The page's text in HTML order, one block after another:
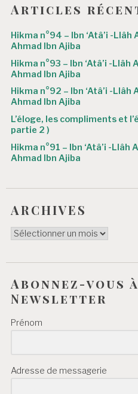
l
’
a
r
t
i
c
l
Articles
Hikma n°94 – Ibn ‘Atâ’i -
Ahmad Ibn Ajiba
Hikma n°93 – Ibn ‘Atâ’i -
Ahmad Ibn Ajiba
Hikma n°92 – Ibn ‘Atâ’i -
Ahmad Ibn Ajiba
L’éloge, les compliments et
partie 2 )
Hikma n°91 – Ibn ‘Atâ’i -
Ahmad Ibn Ajiba
ARCHIVES
ARCHIVES
Abonnez-vous
Newsletter
Prénom
Adresse de messagerie